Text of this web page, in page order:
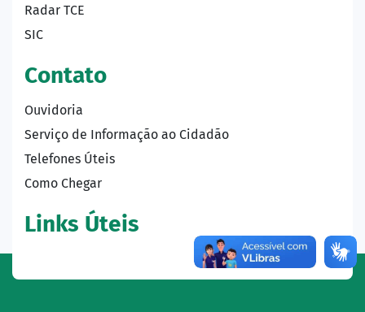
Radar TCE
SIC
Contato
Ouvidoria
Serviço de Informação ao Cidadão
Telefones Úteis
Como Chegar
Links Úteis